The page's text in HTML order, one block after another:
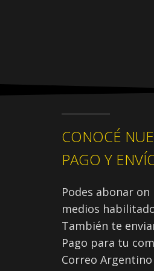
CONOCÉ
PAGO Y
Podes abonar
medios
También te
Pago para tu
Correo